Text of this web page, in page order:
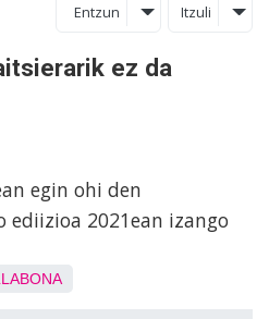
Entzun Itzuli
ez da
egin ohi den
2021ean izango